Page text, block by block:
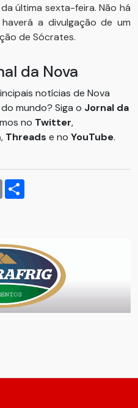
última sexta-feira. Não há
a divulgação de um
de Sócrates.
da Nova
notícias de Nova
mundo? Siga o Jornal da
no Twitter,
, Threads e no YouTube.
Email